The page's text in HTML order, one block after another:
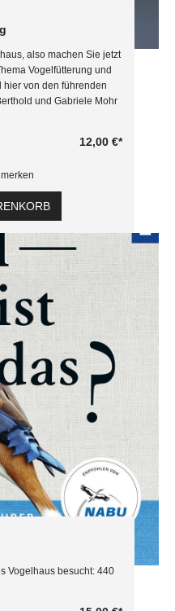
also machen Sie jetzt
Vogelfütterung und
hier von den führenden
und Gabriele Mohr
12,00 €*
Vogelhaus besucht: 440